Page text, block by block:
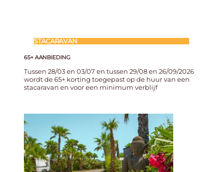
STACARAVAN
65+ AANBIEDING
Tussen 28/03 en 03/07 en tussen 29/08 en 26/09/2026
wordt de 65+ korting toegepast op de huur van een
stacaravan en voor een minimum verblijf